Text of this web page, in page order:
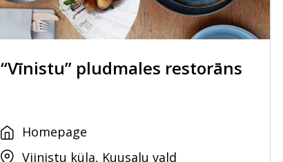
“Vīnistu” pludmales restorāns
Homepage
Viinistu küla, Kuusalu vald